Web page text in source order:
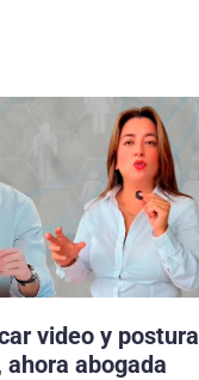
video y postura
ahora abogada